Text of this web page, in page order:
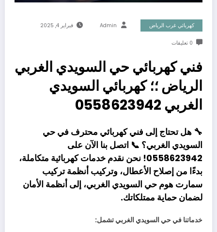
كهربائي غرب الرياض Admin فبراير 4, 2025
0 تعليقات
فني كهربائي حي السويدي الغربي
الرياض ؛؛ كهربائي السويدي
الغربي 0558623942
🔧 هل تحتاج إلى فني كهربائي محترف في حي
السويدي الغربي؟ 📞 اتصل بنا الآن على
0558623942! نحن نقدم خدمات كهربائية متكاملة،
بدءًا من إصلاح الأعطال، وتركيب أنظمة تركيب
سمارت هوم حي السويدي الغربي، إلى أنظمة الأمان
لضمان حماية ممتلكاتك.
خدماتنا في حي السويدي الغربي تشمل: